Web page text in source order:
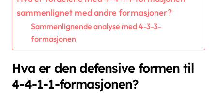
sammenlignet med andre formasjoner?
Sammenlignende analyse med 4-3-3-
formasjonen
Hva er den defensive formen til
4-4-1-1-formasjonen?